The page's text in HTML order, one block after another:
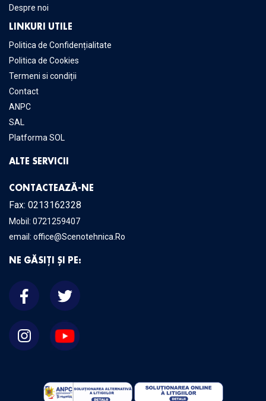
CONTACTEAZĂ-NE
Fax: 0213162328
Mobil: 0721259407
email: office@Scenotehnica.Ro
Despre noi
LINKURI UTILE
Politica de Confidențialitate
Politica de Cookies
Termeni si condiții
Contact
ANPC
SAL
Platforma SOL
ALTE SERVICII
NE GĂSIȚI ȘI PE: